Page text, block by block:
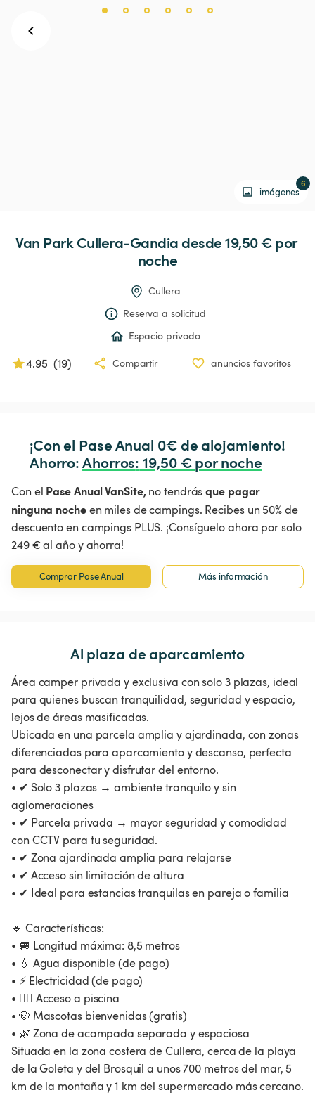
imágenes
6
Van Park Cullera-Gandia desde 19,50 € por
noche
Cullera
Reserva a solicitud
Espacio privado
4.95 (19) Compartir anuncios favoritos
¡Con el Pase Anual 0€ de alojamiento!
Ahorro: Ahorros: 19,50 € por noche
Con el Pase Anual VanSite, no tendrásque pagar
ninguna nocheen miles de campings. Recibes un 50% de
descuento en campings PLUS. ¡Consíguelo ahora por solo
249 € al año y ahorra!
Comprar Pase Anual Más información
Al plaza de aparcamiento
Área camper privada y exclusiva con solo 3 plazas, ideal
para quienes buscan tranquilidad, seguridad y espacio,
lejos de áreas masificadas.
Ubicada en una parcela amplia y ajardinada, con zonas
diferenciadas para aparcamiento y descanso, perfecta
para desconectar y disfrutar del entorno.
• ✔ Solo 3 plazas → ambiente tranquilo y sin
aglomeraciones
• ✔ Parcela privada → mayor seguridad y comodidad
con CCTV para tu seguridad.
• ✔ Zona ajardinada amplia para relajarse
• ✔ Acceso sin limitación de altura
• ✔ Ideal para estancias tranquilas en pareja o familia
🔹 Características:
• 🚐 Longitud máxima: 8,5 metros
• 💧 Agua disponible (de pago)
• ⚡ Electricidad (de pago)
• 🏊‍♂️ Acceso a piscina
• 🐶 Mascotas bienvenidas (gratis)
• 🌿 Zona de acampada separada y espaciosa
Situada en la zona costera de Cullera, cerca de la playa
de la Goleta y del Brosquil a unos 700 metros del mar, 5
km de la montaña y 1 km del supermercado más cercano.